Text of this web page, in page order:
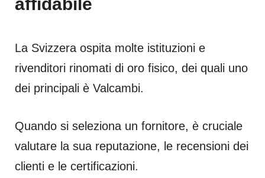
La Svizzera ospita molte istituzioni e
rivenditori rinomati di oro fisico, dei quali uno
dei principali è Valcambi.
Quando si seleziona un fornitore, è cruciale
valutare la sua reputazione, le recensioni dei
clienti e le certificazioni.